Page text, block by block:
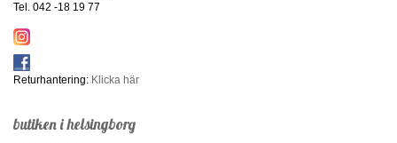
Tel. 042 -18 19 77
Returhantering: Klicka här
butiken i helsingborg